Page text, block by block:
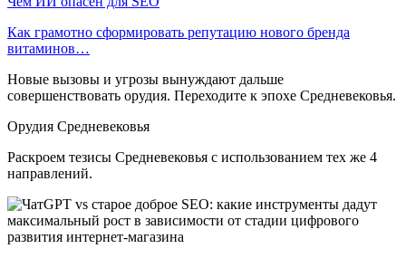
Как грамотно сформировать репутацию нового бренда
витаминов…
Новые вызовы и угрозы вынуждают дальше
совершенствовать орудия. Переходите к эпохе Средневековья.
Орудия Средневековья
Раскроем тезисы Средневековья с использованием тех же 4
направлений.